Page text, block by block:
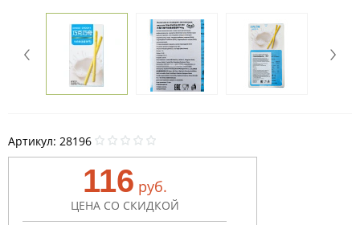
Артикул: 28196
116 руб.
ЦЕНА СО СКИДКОЙ